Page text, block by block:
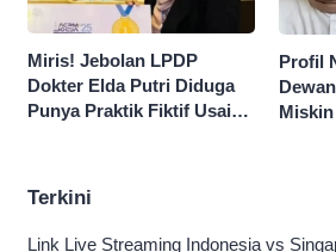
Miris! Jebolan LPDP
Dokter Elda Putri Diduga
Punya Praktik Fiktif Usai
Profil
Terkini
Link Live Streaming Indonesia vs